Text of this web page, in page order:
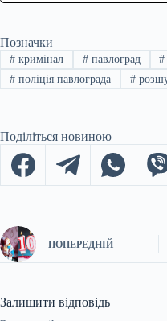
Позначки
#кримінал #павлоград #
#поліція павлограда #
Поділіться новиною
ПОПЕРЕДНІЙ
Залишити відповідь